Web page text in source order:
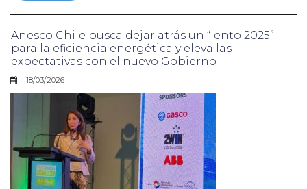
Anesco Chile busca dejar atrás un “lento 2025”
para la eficiencia energética y eleva las
expectativas con el nuevo Gobierno
18/03/2026